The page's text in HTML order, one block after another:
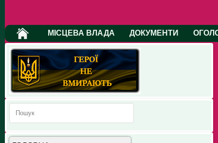
МІСЦЕВА ВЛАДА ДОКУМЕНТИ